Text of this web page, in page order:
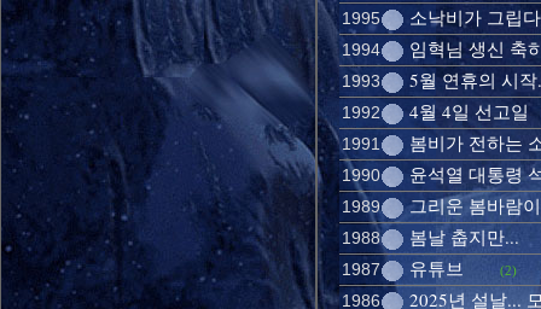
1995 소낙비가 그립다
1994 임혁님 생신 축
1993 5월 연휴의 시작
1992 4월 4일 선고일
1991 봄비가 전하는
1990 윤석열 대통령
1989 그리운 봄바람
1988 봄날 춥지만...
1987 유튜브 (2)
1986 2025년 설날...